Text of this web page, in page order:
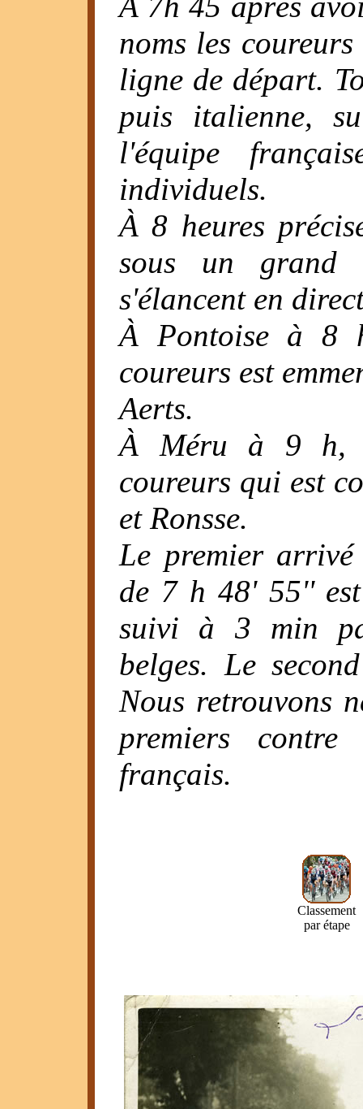
noms les
ligne de départ.
puis italienne,
l'équipe
individuels.
À 8 heures
sous un grand
s'élancent en
À Pontoise à 8
coureurs est
Aerts.
À Méru à 9 h,
coureurs qui est
et Ronsse.
Le premier
de 7 h 48' 55''
suivi à 3 min
belges. Le
Nous retrouvons
premiers
français.
Classement
par étape